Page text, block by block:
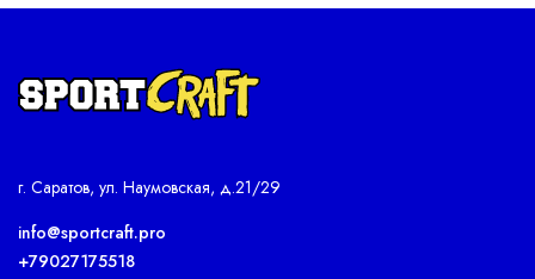
г. Саратов, ул. Наумовская, д.21/29
info@sportcraft.pro
+79027175518